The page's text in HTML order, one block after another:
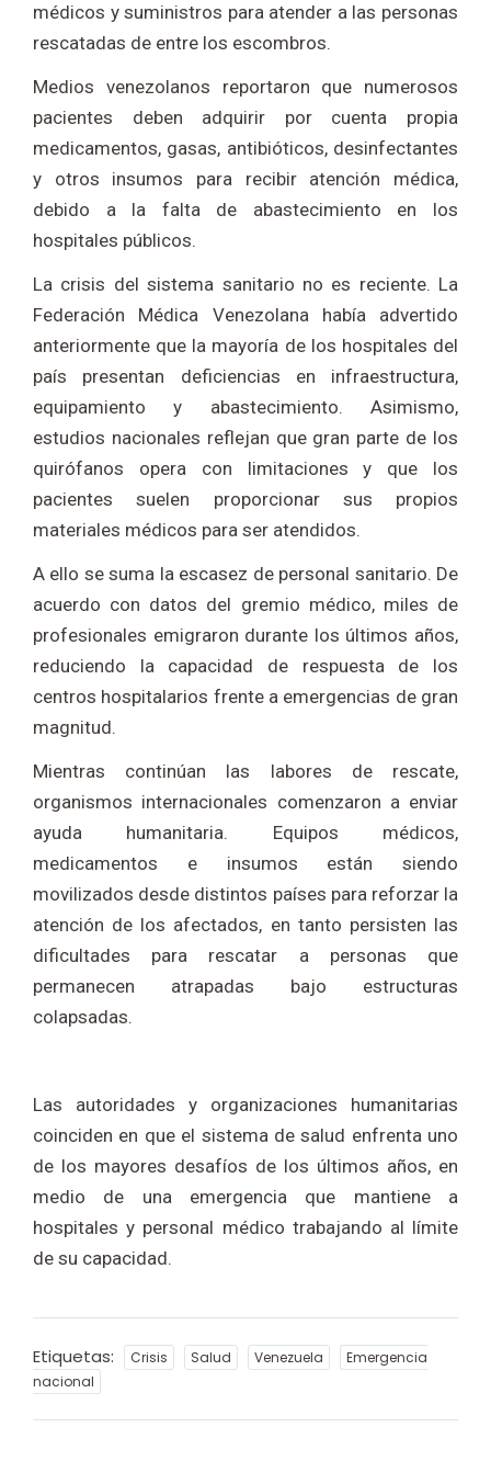
médicos y suministros para atender a las personas
rescatadas de entre los escombros.
Medios venezolanos reportaron que numerosos
pacientes deben adquirir por cuenta propia
medicamentos, gasas, antibióticos, desinfectantes
y otros insumos para recibir atención médica,
debido a la falta de abastecimiento en los
hospitales públicos.
La crisis del sistema sanitario no es reciente. La
Federación Médica Venezolana había advertido
anteriormente que la mayoría de los hospitales del
país presentan deficiencias en infraestructura,
equipamiento y abastecimiento. Asimismo,
estudios nacionales reflejan que gran parte de los
quirófanos opera con limitaciones y que los
pacientes suelen proporcionar sus propios
materiales médicos para ser atendidos.
A ello se suma la escasez de personal sanitario. De
acuerdo con datos del gremio médico, miles de
profesionales emigraron durante los últimos años,
reduciendo la capacidad de respuesta de los
centros hospitalarios frente a emergencias de gran
magnitud.
Mientras continúan las labores de rescate,
organismos internacionales comenzaron a enviar
ayuda humanitaria. Equipos médicos,
medicamentos e insumos están siendo
movilizados desde distintos países para reforzar la
atención de los afectados, en tanto persisten las
dificultades para rescatar a personas que
permanecen atrapadas bajo estructuras
colapsadas.
Las autoridades y organizaciones humanitarias
coinciden en que el sistema de salud enfrenta uno
de los mayores desafíos de los últimos años, en
medio de una emergencia que mantiene a
hospitales y personal médico trabajando al límite
de su capacidad.
Etiquetas: Crisis Salud Venezuela
Emergencia
nacional